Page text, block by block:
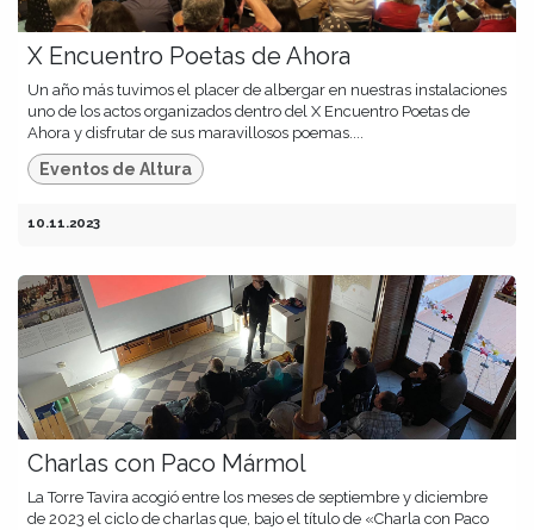
X Encuentro Poetas de Ahora
Un año más tuvimos el placer de albergar en nuestras instalaciones
uno de los actos organizados dentro del X Encuentro Poetas de
Ahora y disfrutar de sus maravillosos poemas....
Eventos de Altura
10.11.2023
Charlas con Paco Mármol
La Torre Tavira acogió entre los meses de septiembre y diciembre
de 2023 el ciclo de charlas que, bajo el título de «Charla con Paco